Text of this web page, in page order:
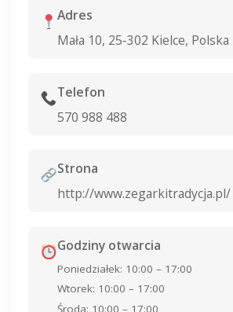
Adres
Mała 10, 25-302 Kielce, Polska
Telefon
570 988 488
Strona
http://www.zegarkitradycja.pl/
Godziny otwarcia
Poniedziałek: 10:00 – 17:00
Wtorek: 10:00 – 17:00
Środa: 10:00 – 17:00